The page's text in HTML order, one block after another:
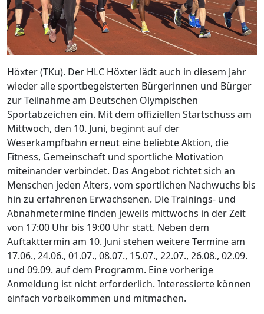
Höxter (TKu). Der HLC Höxter lädt auch in diesem Jahr
wieder alle sportbegeisterten Bürgerinnen und Bürger
zur Teilnahme am Deutschen Olympischen
Sportabzeichen ein. Mit dem offiziellen Startschuss am
Mittwoch, den 10. Juni, beginnt auf der
Weserkampfbahn erneut eine beliebte Aktion, die
Fitness, Gemeinschaft und sportliche Motivation
miteinander verbindet. Das Angebot richtet sich an
Menschen jeden Alters, vom sportlichen Nachwuchs bis
hin zu erfahrenen Erwachsenen. Die Trainings- und
Abnahmetermine finden jeweils mittwochs in der Zeit
von 17:00 Uhr bis 19:00 Uhr statt. Neben dem
Auftakttermin am 10. Juni stehen weitere Termine am
17.06., 24.06., 01.07., 08.07., 15.07., 22.07., 26.08., 02.09.
und 09.09. auf dem Programm. Eine vorherige
Anmeldung ist nicht erforderlich. Interessierte können
einfach vorbeikommen und mitmachen.